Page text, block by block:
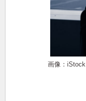
画像：iStock